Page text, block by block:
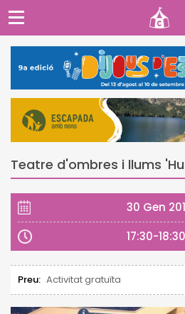
Teatre d'ombres i llums
30 Gen
17:30-
Preu: Activitat gratuïta